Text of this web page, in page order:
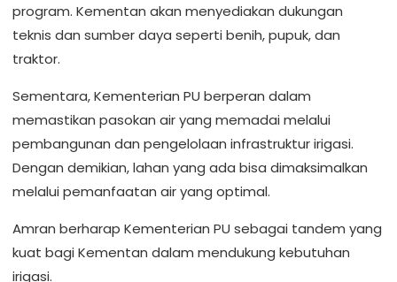
program. Kementan akan menyediakan dukungan
teknis dan sumber daya seperti benih, pupuk, dan
traktor.
Sementara, Kementerian PU berperan dalam
memastikan pasokan air yang memadai melalui
pembangunan dan pengelolaan infrastruktur irigasi.
Dengan demikian, lahan yang ada bisa dimaksimalkan
melalui pemanfaatan air yang optimal.
Amran berharap Kementerian PU sebagai tandem yang
kuat bagi Kementan dalam mendukung kebutuhan
irigasi.